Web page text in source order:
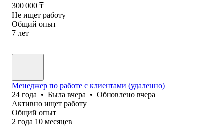
300 000 ₸
Не ищет работу
Общий опыт
7 лет
Менеджер по работе с клиентами (удаленно)
24 года • Была вчера • Обновлено вчера
Активно ищет работу
Общий опыт
2 года 10 месяцев